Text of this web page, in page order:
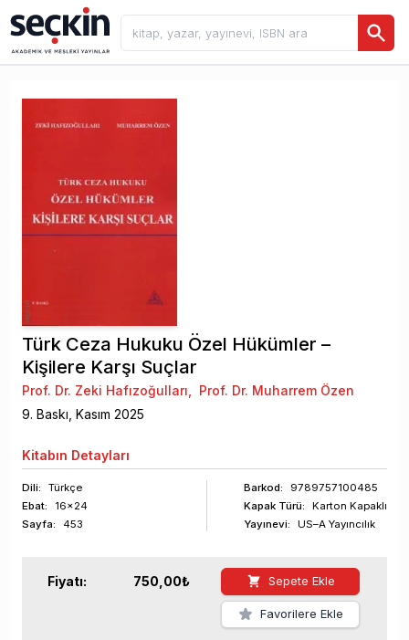
Türk Ceza Hukuku Özel Hükümler –
Kişilere Karşı Suçlar
Prof. Dr. Zeki Hafızoğulları, Prof. Dr. Muharrem Özen
9. Baskı, Kasım 2025
Kitabın Detayları
Dili:
Türkçe
Ebat:
16x24
Sayfa: 453
Barkod:
9789757100485
Kapak Türü:
Karton Kapaklı
Yayınevi:
US–A Yayıncılık
Fiyatı: 750,00₺ Sepete Ekle
Favorilere Ekle